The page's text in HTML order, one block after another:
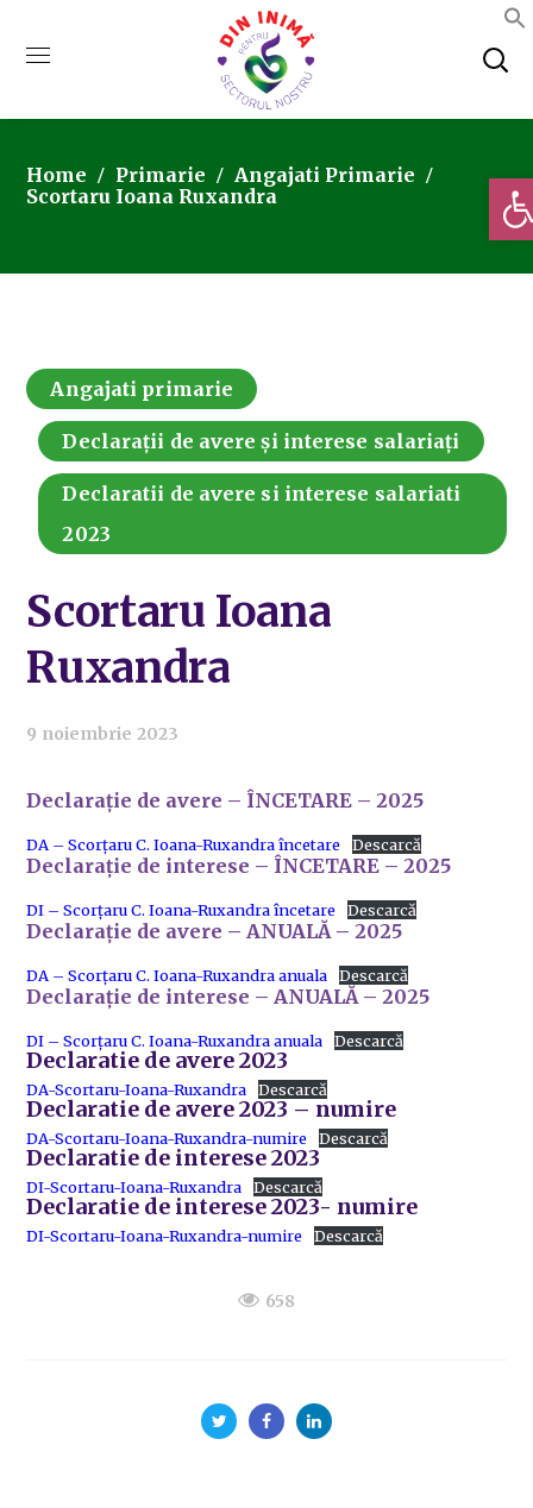
Home Primarie
Angajati Primarie
Scortaru Ioana Ruxandra
Angajati primarie
Declarații de avere și interese salariați
Declaratii de avere si interese salariati
2023
Scortaru Ioana
Ruxandra
9 noiembrie 2023
Declarație de avere – ÎNCETARE – 2025
DA – Scorțaru C. Ioana-Ruxandra încetare Descarcă
Declarație de interese – ÎNCETARE – 2025
DI – Scorțaru C. Ioana-Ruxandra încetare Descarcă
Declarație de avere – ANUALĂ – 2025
DA – Scorțaru C. Ioana-Ruxandra anuala Descarcă
Declarație de interese – ANUALĂ – 2025
DI – Scorțaru C. Ioana-Ruxandra anuala Descarcă
Declaratie de avere 2023
DA-Scortaru-Ioana-Ruxandra Descarcă
Declaratie de avere 2023 – numire
DA-Scortaru-Ioana-Ruxandra-numire Descarcă
Declaratie de interese 2023
DI-Scortaru-Ioana-Ruxandra Descarcă
Declaratie de interese 2023- numire
DI-Scortaru-Ioana-Ruxandra-numire Descarcă
658